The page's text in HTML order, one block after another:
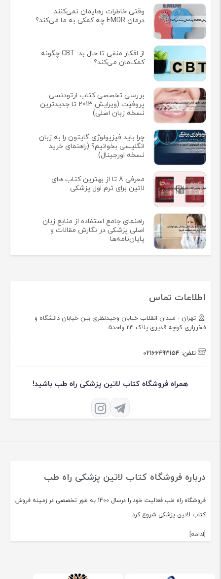
وقتی خاطرات رهایمان نمی‌کنند:
درمان EMDR چه کمکی به ما می‌کند؟
از افکار منفی تا حال بد: CBT چگونه
کمک‌مان می‌کند؟
بررسی تخصصی کتاب ارتودنسی
پروفیت (ویرایش 2013 تا جدیدترین
نسخه زبان اصلی)
چرا باید فیزیولوژی گایتون را به زبان
انگلیسی بخوانیم؟ (راهنمای خرید
نسخه اورجینال)
معرفی 8 تا از بهترین کتاب های
لاتین برای ترم اول پزشکی
راهنمای جامع استفاده از منابع زبان
اصلی پزشکی در نگارش مقالات و
پایان‌نامه‌ها
اطلاعات تماس
تهران - میدان انقلاب خیابان وحیدنظری بین خیابان دانشگاه و
فخررازی کوچه قدیری پلاک 23 واحد5
تلفن: 02166493154
همراه فروشگاه کتاب لاتین پزشکی راه طب باشید!
درباره فروشگاه کتاب لاتین پزشکی راه طب
فروشگاه راه طب فعالیت خود را درسال 1400 به طور تخصصی در زمینه فروش
کتاب لاتین پزشکی شروع کرد.
[ادامه]